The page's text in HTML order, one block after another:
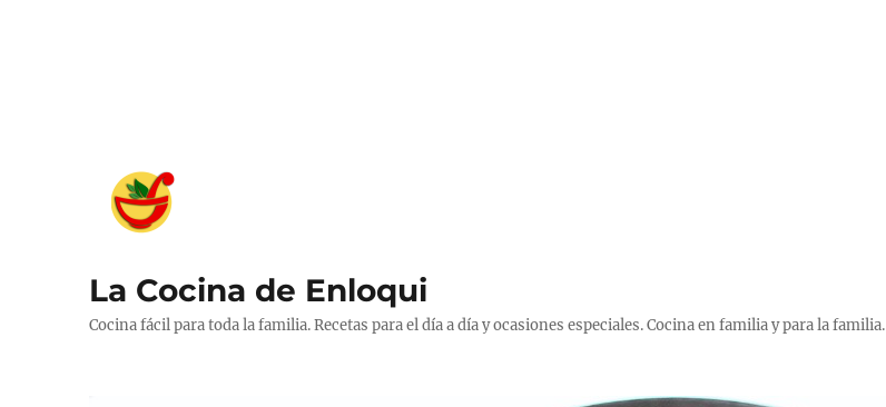
La Cocina de Enloqui
Cocina fácil para toda la familia. Recetas para el día a día y ocasiones especiales. Cocina en familia y para la familia.